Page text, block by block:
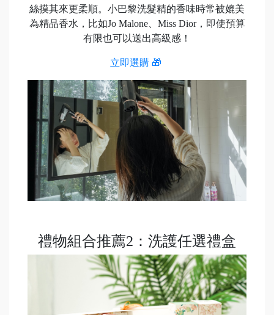
絲摸其來更柔順。小巴黎洗髮精的香味時常被媲美
為精品香水，比如Jo Malone、Miss Dior，即使預算
有限也可以送出高級感！
立即選購 🎁
禮物組合推薦2：洗護任選禮盒